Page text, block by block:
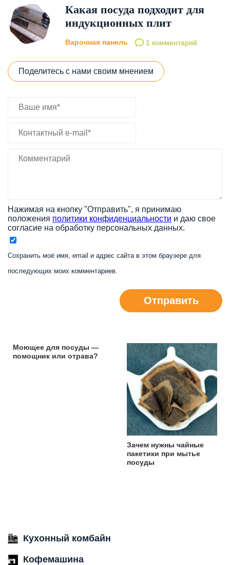
Какая посуда подходит для
индукционных плит
Варочная панель 1 комментарий
Поделитесь с нами своим мнением
Нажимая на кнопку "Отправить", я принимаю
положения политики конфиденциальности и даю свое
согласие на обработку персональных данных.
Сохранить моё имя, email и адрес сайта в этом браузере для
последующих моих комментариев.
Отправить
Моющее для посуды —
помощник или отрава?
Зачем нужны чайные
пакетики при мытье
посуды
Кухонный комбайн
Кофемашина